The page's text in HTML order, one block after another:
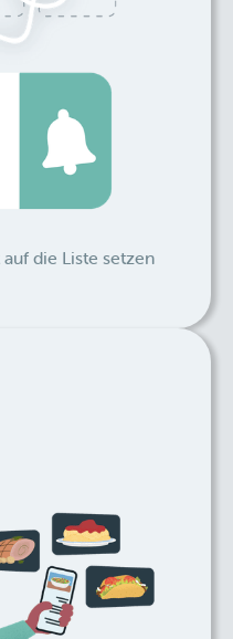
die Liste setzen